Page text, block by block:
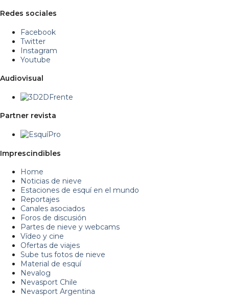
Redes sociales
Facebook
Twitter
Instagram
Youtube
Audiovisual
Partner revista
Imprescindibles
Home
Noticias de nieve
Estaciones de esquí en el mundo
Reportajes
Canales asociados
Foros de discusión
Partes de nieve y webcams
Vídeo y cine
Ofertas de viajes
Sube tus fotos de nieve
Material de esquí
Nevalog
Nevasport Chile
Nevasport Argentina